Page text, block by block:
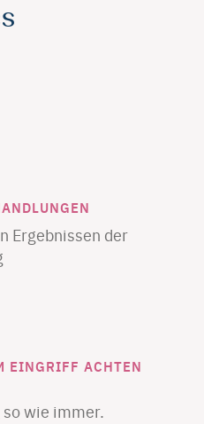
Ergebnissen der
EINGRIFF ACHTEN
wie immer.